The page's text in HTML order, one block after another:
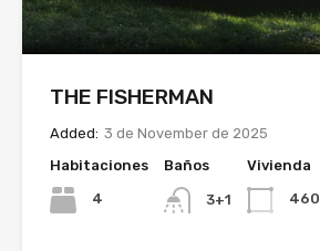
THE FISHERMAN
Added: 3 de November de 2025
Habitaciones
4
Baños
3+1
Vivienda
460